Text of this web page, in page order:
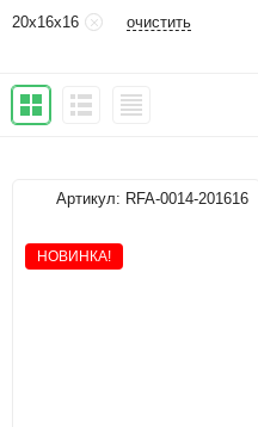
20х16х16 очистить
Артикул: RFA-0014-201616
НОВИНКА!